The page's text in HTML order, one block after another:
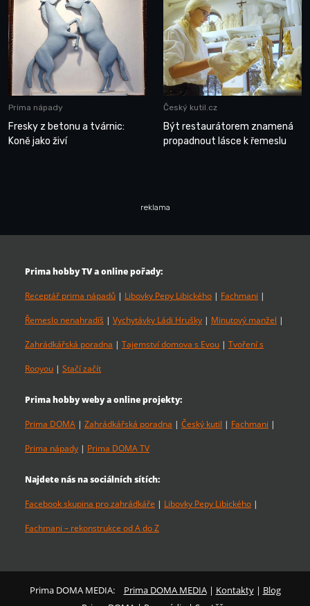
Prima nápady
Fresky z betonu a tvárnic:
Koně jako živí
Český kutil.cz
Být restaurátorem znamená
propadnout lásce k řemeslu
reklama
Prima hobby TV a online pořady:
Receptář prima nápadů | Libovky Pepy Libického | Fachmani |
Řemeslo nenahradíš | Vychytávky Ládi Hrušky | Minutový manžel |
Zahrádkářská poradna | Tajemství domova s Evou | Tvoření s
Rooyou | Stačí začít
Prima hobby weby a online projekty:
Prima DOMA | Zahrádkářská poradna | Český kutil | Fachmani |
Prima nápady | Prima DOMA TV
Najdete nás na sociálních sítích:
Facebook skupina pro zahrádkáře | Libovky Pepy Libického |
Fachmani – rekonstrukce od A do Z
Prima DOMA MEDIA: Prima DOMA MEDIA| Kontakty| Blog